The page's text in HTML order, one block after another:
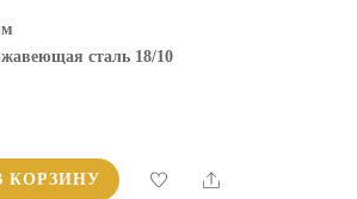
сталь 18/10
КОРЗИНУ Share